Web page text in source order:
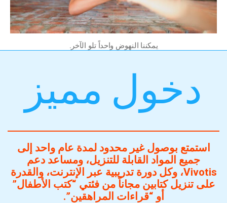
يمكننا النهوض واحداً تلو الآخر.
دخول مميز
استمتع بوصول غير محدود لمدة عام واحد إلى
جميع المواد القابلة للتنزيل، ومساعد دعم
Vivotis، وكل دورة تدريبية عبر الإنترنت، والقدرة
على تنزيل كتابين مجاناً من فئتي “كتب الأطفال”
أو “قراءات المراهقين”.